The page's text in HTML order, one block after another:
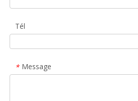
Tél
* Message